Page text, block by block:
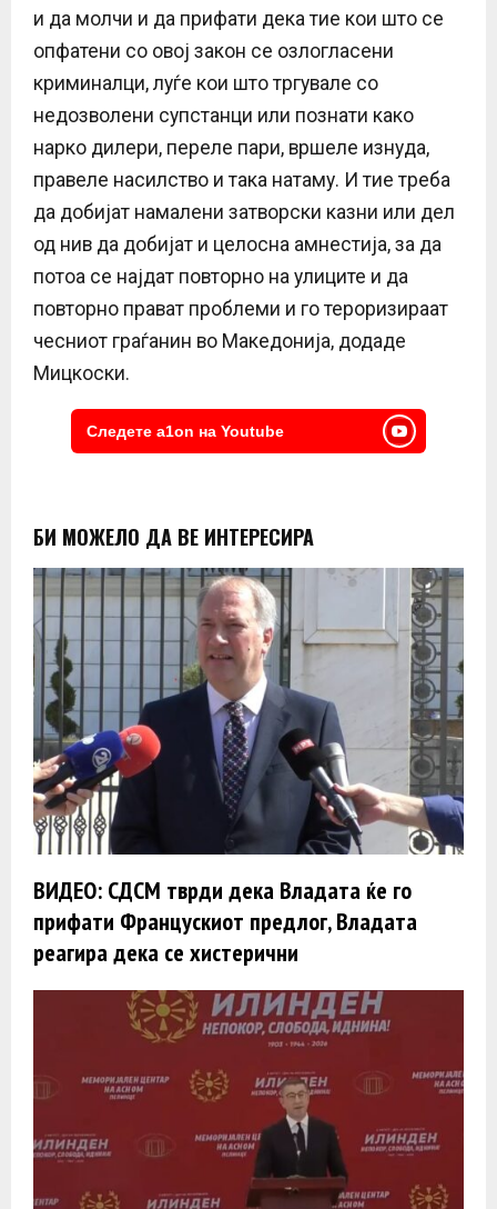
и да молчи и да прифати дека тие кои што се
опфатени со овој закон се озлогласени
криминалци, луѓе кои што тргувале со
недозволени супстанци или познати како
нарко дилери, переле пари, вршеле изнуда,
правеле насилство и така натаму. И тие треба
да добијат намалени затворски казни или дел
од нив да добијат и целосна амнестија, за да
потоа се најдат повторно на улиците и да
повторно прават проблеми и го тероризираат
чесниот граѓанин во Македонија, додаде
Мицкоски.
Следете a1on на Youtube
БИ МОЖЕЛО ДА ВЕ ИНТЕРЕСИРА
ВИДЕО: СДСМ тврди дека Владата ќе го
прифати Францускиот предлог, Владата
реагира дека се хистерични